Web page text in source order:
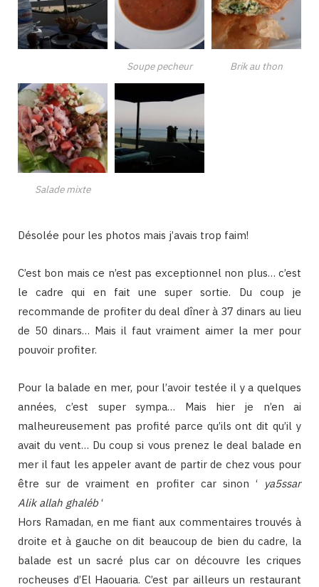
Soupe pecheur Brik au thon
Salade mixte
Désolée pour les photos mais j’avais trop faim!
C’est bon mais ce n’est pas exceptionnel non plus… c’est
le cadre qui en fait une super sortie. Du coup je
recommande de profiter du deal dîner à 37 dinars au lieu
de 50 dinars… Mais il faut vraiment aimer la mer pour
pouvoir profiter.
Pour la balade en mer, pour l’avoir testée il y a quelques
années, c’est super sympa… Mais hier je n’en ai
malheureusement pas profité parce qu’ils ont dit qu’il y
avait du vent… Du coup si vous prenez le deal balade en
mer il faut les appeler avant de partir de chez vous pour
être sur de vraiment en profiter car sinon ‘ya5ssar
Alik allah ghaléb ‘
Hors Ramadan, en me fiant aux commentaires trouvés à
droite et à gauche on dit beaucoup de bien du cadre, la
balade est un sacré plus car on découvre les criques
rocheuses d’El Haouaria. C’est par ailleurs un restaurant